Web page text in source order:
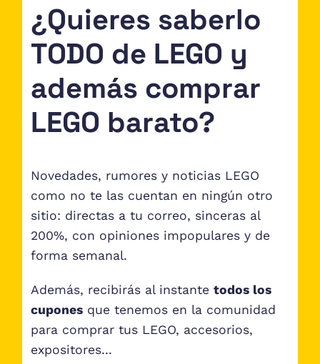
¿Quieres saberlo
TODO de LEGO y
además comprar
LEGO barato?
Novedades, rumores y noticias LEGO
como no te las cuentan en ningún otro
sitio: directas a tu correo, sinceras al
200%, con opiniones impopulares y de
forma semanal.
Además, recibirás al instante todos los
cuponesque tenemos en la comunidad
para comprar tus LEGO, accesorios,
expositores...